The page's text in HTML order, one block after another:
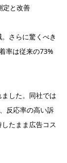
定と改善
さらに驚くべき
率は従来の73%
した。同社では
反応率の高い訴
たまま広告コス